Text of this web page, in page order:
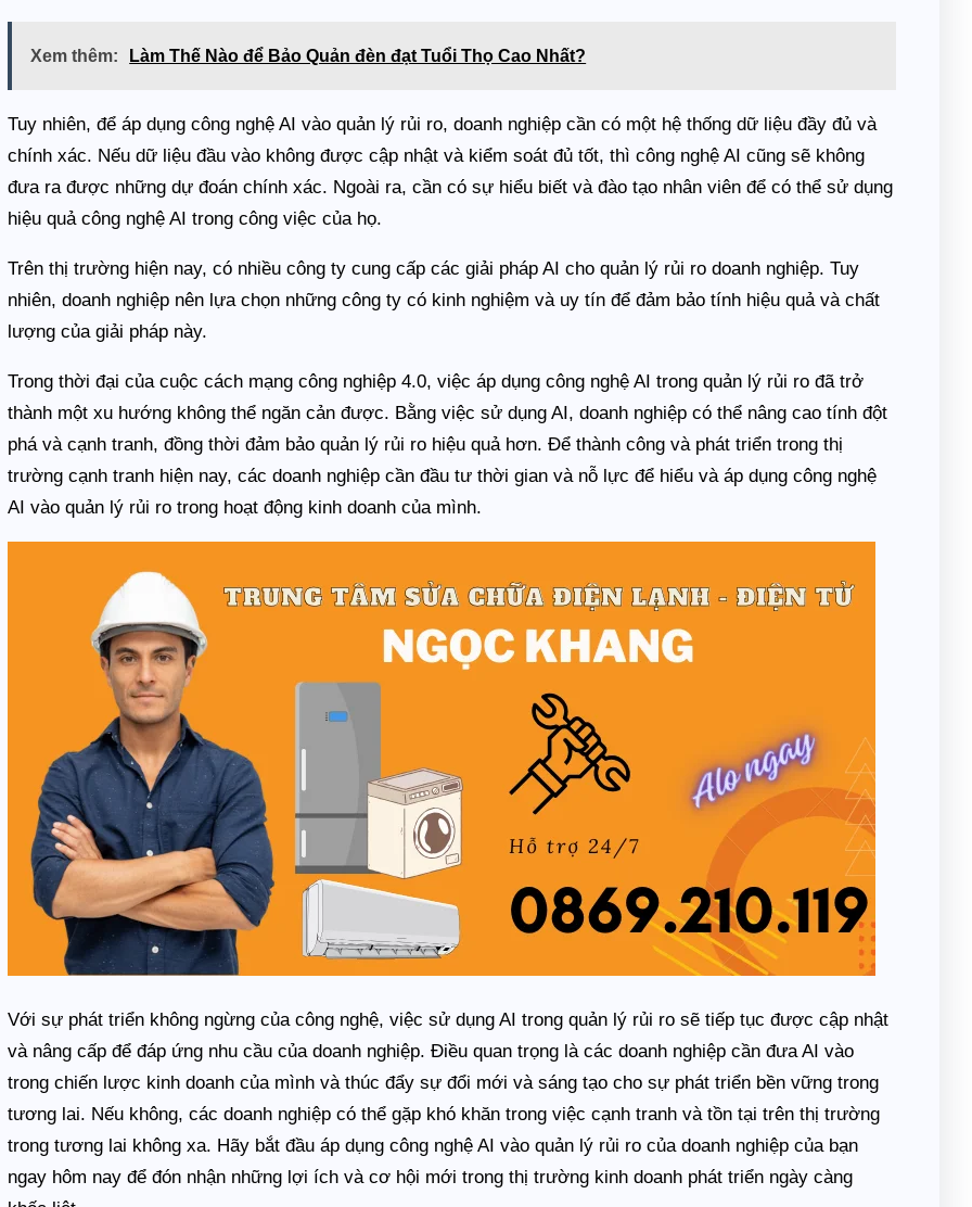
Xem thêm: Làm Thế Nào để Bảo Quản đèn đạt Tuổi Thọ Cao Nhất?
Tuy nhiên, để áp dụng công nghệ AI vào quản lý rủi ro, doanh nghiệp cần có một hệ thống dữ liệu đầy đủ và
chính xác. Nếu dữ liệu đầu vào không được cập nhật và kiểm soát đủ tốt, thì công nghệ AI cũng sẽ không
đưa ra được những dự đoán chính xác. Ngoài ra, cần có sự hiểu biết và đào tạo nhân viên để có thể sử dụng
hiệu quả công nghệ AI trong công việc của họ.
Trên thị trường hiện nay, có nhiều công ty cung cấp các giải pháp AI cho quản lý rủi ro doanh nghiệp. Tuy
nhiên, doanh nghiệp nên lựa chọn những công ty có kinh nghiệm và uy tín để đảm bảo tính hiệu quả và chất
lượng của giải pháp này.
Trong thời đại của cuộc cách mạng công nghiệp 4.0, việc áp dụng công nghệ AI trong quản lý rủi ro đã trở
thành một xu hướng không thể ngăn cản được. Bằng việc sử dụng AI, doanh nghiệp có thể nâng cao tính đột
phá và cạnh tranh, đồng thời đảm bảo quản lý rủi ro hiệu quả hơn. Để thành công và phát triển trong thị
trường cạnh tranh hiện nay, các doanh nghiệp cần đầu tư thời gian và nỗ lực để hiểu và áp dụng công nghệ
AI vào quản lý rủi ro trong hoạt động kinh doanh của mình.
Với sự phát triển không ngừng của công nghệ, việc sử dụng AI trong quản lý rủi ro sẽ tiếp tục được cập nhật
và nâng cấp để đáp ứng nhu cầu của doanh nghiệp. Điều quan trọng là các doanh nghiệp cần đưa AI vào
trong chiến lược kinh doanh của mình và thúc đẩy sự đổi mới và sáng tạo cho sự phát triển bền vững trong
tương lai. Nếu không, các doanh nghiệp có thể gặp khó khăn trong việc cạnh tranh và tồn tại trên thị trường
trong tương lai không xa. Hãy bắt đầu áp dụng công nghệ AI vào quản lý rủi ro của doanh nghiệp của bạn
ngay hôm nay để đón nhận những lợi ích và cơ hội mới trong thị trường kinh doanh phát triển ngày càng